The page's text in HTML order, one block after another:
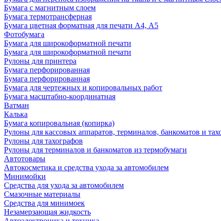
Бумага с магнитным слоем
Бумага термотрансферная
Бумага цветная форматная для печати А4, А5
Фотобумага
Бумага для широкоформатной печати
Бумага для широкоформатной печати
Рулоны для принтера
Бумага перфорированная
Бумага перфорированная
Бумага для чертежных и копировальных работ
Бумага масштабно-координатная
Ватман
Калька
Бумага копировальная (копирка)
Рулоны для кассовых аппаратов, терминалов, банкоматов и
Рулоны для тахографов
Рулоны для терминалов и банкоматов из термобумаги
Автотовары
Автокосметика и средства ухода за автомобилем
Минимойки
Средства для ухода за автомобилем
Смазочные материалы
Средства для минимоек
Незамерзающая жидкость